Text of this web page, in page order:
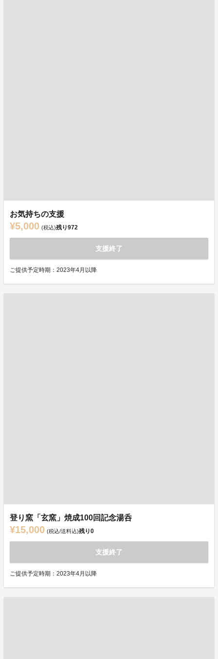
お気持ちの支援
¥5,000 (税込)残り972
支援終了
ご提供予定時期：2023年4月以降
登り窯「玄窯」焼成100回記念湯呑
¥15,000 (税込/送料込)残り0
支援終了
ご提供予定時期：2023年4月以降